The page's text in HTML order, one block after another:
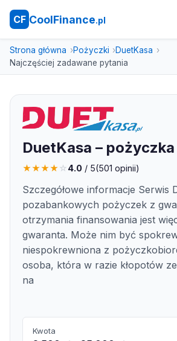
CF CoolFinance.pl
Strona główna Pożyczki
DuetKasa
Najczęściej zadawane pytania
DuetKasa –
★★★★☆4.0 / 5(501 opinii)
Szczegółowe informacje Serwis
pozabankowych pożyczek z
otrzymania finansowania jest
gwaranta. Może nim być
niespokrewniona z
osoba, która w razie kłopotów
na
Kwota